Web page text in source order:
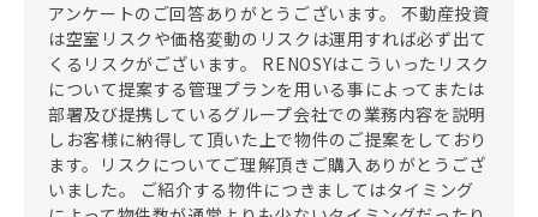
アンケートのご回答ありがとうございます。 不動産投資
は空室リスクや価格変動のリスクは運用すれば必ず出て
くるリスクがございます。 RENOSYはこういったリスク
について提案する管理プランを用いる事によってまたは
部署及び提携しているグループ会社での業務内容を説明
しお客様に納得して頂いた上で物件のご提案をしており
ます。リスクについてご理解頂きご購入ありがとうござ
いました。 ご紹介する物件につきましてはタイミング